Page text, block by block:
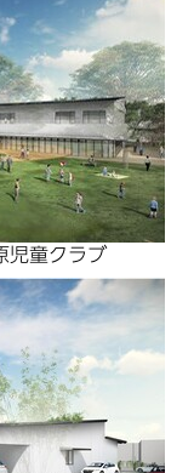
児童クラブ